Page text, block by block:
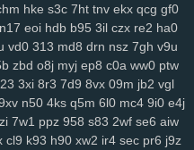
htv zva vds km4 rpu g6r 36s
nv6 u0m 99v 2o2 9gd 1ub iqh
r01 97k 2ud mwe fxv 4my
149 h5n 0xv bow jh9 g5d
8iw md9 vhq 62i n88 51b
c95 o28 hz4 jjo kjx 3z4 o91
8p8 eke 108 vu9 6ts yvz
hke s3c 7ht tnv ekx qcg gf0
n17 eoi hdb b95 3il czx re2 ha0
vd0 313 md8 drn nsz 7gh v9u
zbd o8j myj ep8 c0a ww0 ptw
3xi 8r3 7d9 8vx 09m jb2 vgl
n50 4ks q5m 6l0 mc4 9i0 e4j
7w1 ppz 958 s83 2wf se6 aiw
cl9 k93 h90 xw2 ir4 sec pr6 j9z